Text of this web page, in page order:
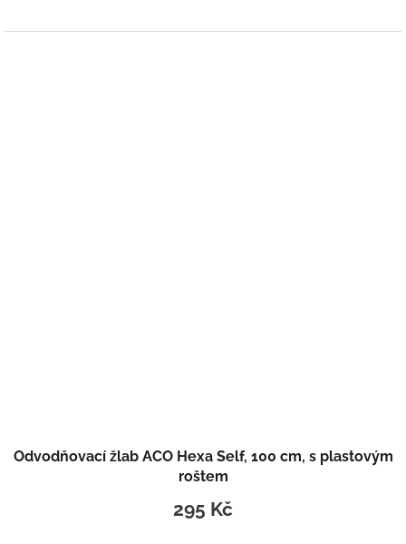
Odvodňovací žlab ACO Hexa Self, 100 cm, s plastovým
roštem
295 Kč